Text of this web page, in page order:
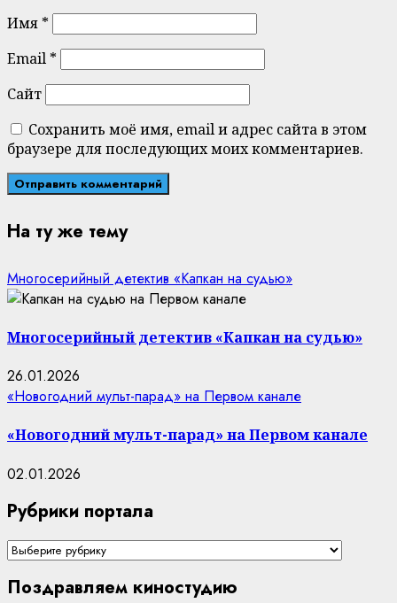
Имя *
Email *
Сайт
Сохранить моё имя, email и адрес сайта в этом
браузере для последующих моих комментариев.
На ту же тему
Многосерийный детектив «Капкан на судью»
Многосерийный детектив «Капкан на судью»
26.01.2026
«Новогодний мульт-парад» на Первом канале
«Новогодний мульт-парад» на Первом канале
02.01.2026
Рубрики портала
Рубрики
Поздравляем киностудию